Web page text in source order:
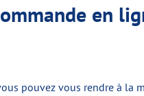
en
pouvez vous rendre à la